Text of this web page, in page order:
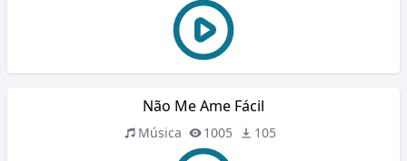
Não Me Ame Fácil
Música 1005 105